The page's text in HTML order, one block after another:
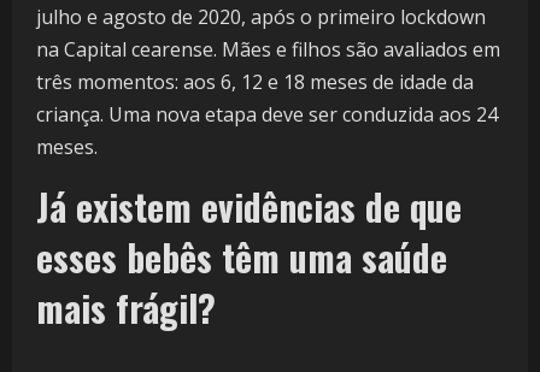
julho e agosto de 2020, após o primeiro lockdown
na Capital cearense. Mães e filhos são avaliados em
três momentos: aos 6, 12 e 18 meses de idade da
criança. Uma nova etapa deve ser conduzida aos 24
meses.
Já existem evidências de que
esses bebês têm uma saúde
mais frágil?